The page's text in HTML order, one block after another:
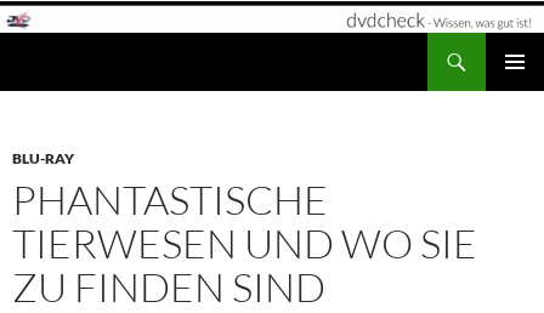
Zum
BLU-RAY
PHANTASTISCHE
TIERWESEN UND WO SIE
ZU FINDEN SIND